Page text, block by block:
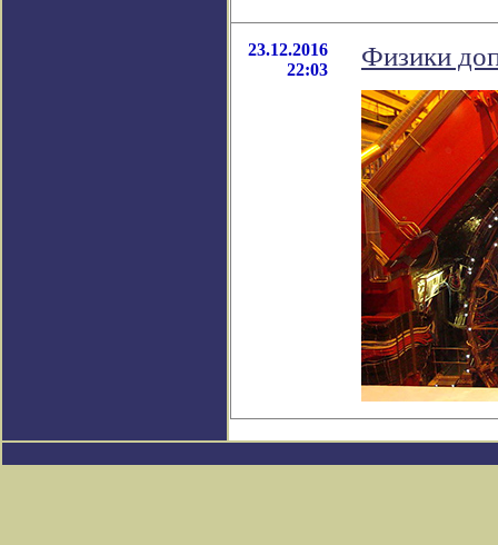
23.12.2016
22:03
Физики